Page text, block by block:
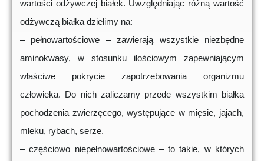
wartości odżywczej białek. Uwzględniając różną wartość
odżywczą białka dzielimy na:
– pełnowartościowe – zawierają wszystkie niezbędne
aminokwasy, w stosunku ilościowym zapewniającym
właściwe pokrycie zapotrzebowania organizmu
człowieka. Do nich zaliczamy przede wszystkim białka
pochodzenia zwierzęcego, występujące w mięsie, jajach,
mleku, rybach, serze.
– częściowo niepełnowartościowe – to takie, w których